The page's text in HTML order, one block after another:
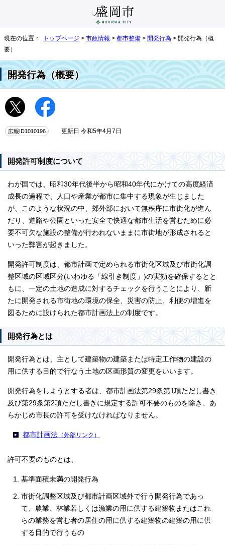
現在の位置： トップページ > 市政情報 > 都市整備 > 開発行為 > 開発行為（概
要）
開発行為（概要）
広報ID1010196 更新日 令和5年4月7日
開発許可制度について
わが国では、昭和30年代後半から昭和40年代にかけての高度経済
成長の過程で、人口や産業が都市に集中する現象が生じました
が、このような状況の中、郊外部において無秩序に市街化が進ん
だり、道路や公園といった安全で快適な都市生活を営むために必
要不可欠な施設の整備が行われないままに市街地が形成されると
いった弊害が起きました。
開発許可制度は、都市計画で定められる市街化区域及び市街化調
整区域の区域区分(いわゆる「線引き制度」)の実効を確保するとと
もに、一定の土地の造成に対するチェックを行うことにより、新
たに開発される市街地の環境の保全、災害の防止、利便の増進を
図るために設けられた都市計画法上の制度です。
開発行為とは
開発行為とは、主として建築物の建築または特定工作物の建設の
用に供する目的で行なう土地の区画形質の変更をいいます。
開発行為をしようとする者は、都市計画法第29条第1項ただし書き
及び第29条第2項ただし書きに規定する許可不要のものを除き、あ
らかじめ市長の許可を受けなければなりません。
都市計画法 （外部リンク）
許可不要のものとは、
基準面積未満の開発行為
市街化調整区域及び都市計画区域外で行う開発行為であっ
て、農業、林業若しくは漁業の用に供する建築物またはこれ
らの業務を営む者の居住の用に供する建築物の建築の用に供
する目的で行うもの